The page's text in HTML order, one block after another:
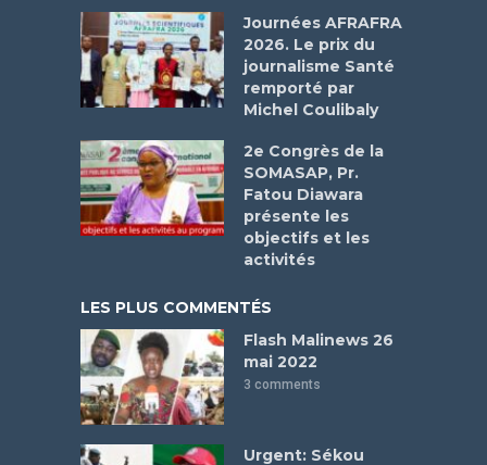
Journées AFRAFRA
2026. Le prix du
journalisme Santé
remporté par
Michel Coulibaly
2e Congrès de la
SOMASAP, Pr.
Fatou Diawara
présente les
objectifs et les
activités
LES PLUS COMMENTÉS
Flash Malinews 26
mai 2022
3 comments
Urgent: Sékou